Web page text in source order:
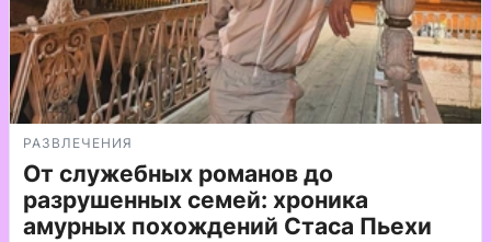
РАЗВЛЕЧЕНИЯ
От служебных романов до
разрушенных семей: хроника
амурных похождений Стаса Пьехи